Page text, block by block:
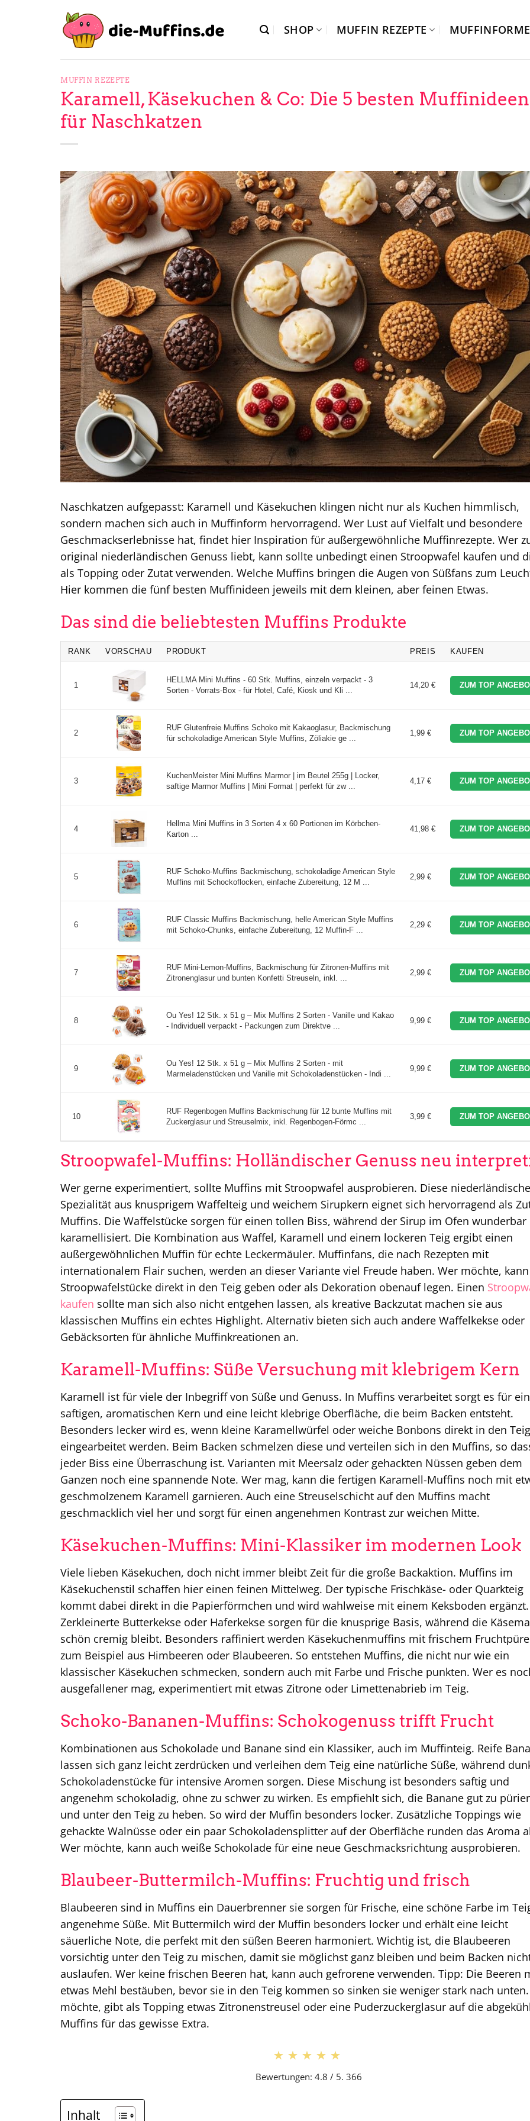
SHOP MUFFIN REZEPTE
MUFFIN REZEPTE
Karamell, Käsekuchen & Co: Die 5 besten Muffinideen
für Naschkatzen
Naschkatzen aufgepasst: Karamell und Käsekuchen klingen nicht nur als Kuchen himmlisch,
sondern machen sich auch in Muffinform hervorragend. Wer Lust auf Vielfalt und besondere
Geschmackserlebnisse hat, findet hier Inspiration für außergewöhnliche Muffinrezepte. Wer
original niederländischen Genuss liebt, kann sollte unbedingt einen Stroopwafel kaufen und
als Topping oder Zutat verwenden. Welche Muffins bringen die Augen von Süßfans zum
Hier kommen die fünf besten Muffinideen jeweils mit dem kleinen, aber feinen Etwas.
Das sind die beliebtesten Muffins Produkte
RANK VORSCHAU PRODUKT PREIS KAUFEN
1
HELLMA Mini Muffins - 60 Stk. Muffins, einzeln verpackt - 3
Sorten - Vorrats-Box - für Hotel, Café, Kiosk und Kli ...
14,20 € ZUM TOP
2
RUF Glutenfreie Muffins Schoko mit Kakaoglasur, Backmischung
für schokoladige American Style Muffins, Zöliakie ge ...
1,99 € ZUM TOP
3
KuchenMeister Mini Muffins Marmor | im Beutel 255g | Locker,
saftige Marmor Muffins | Mini Format | perfekt für zw ...
4,17 € ZUM TOP
4
Hellma Mini Muffins in 3 Sorten 4 x 60 Portionen im Körbchen-
Karton ...
41,98 € ZUM TOP
5
RUF Schoko-Muffins Backmischung, schokoladige American Style
Muffins mit Schockoflocken, einfache Zubereitung, 12 M ...
2,99 € ZUM TOP
6
RUF Classic Muffins Backmischung, helle American Style Muffins
mit Schoko-Chunks, einfache Zubereitung, 12 Muffin-F ...
2,29 € ZUM TOP
7
RUF Mini-Lemon-Muffins, Backmischung für Zitronen-Muffins mit
Zitronenglasur und bunten Konfetti Streuseln, inkl. ...
2,99 € ZUM TOP
8
Ou Yes! 12 Stk. x 51 g – Mix Muffins 2 Sorten - Vanille und Kakao
- Individuell verpackt - Packungen zum Direktve ...
9,99 € ZUM TOP
9
Ou Yes! 12 Stk. x 51 g – Mix Muffins 2 Sorten - mit
Marmeladenstücken und Vanille mit Schokoladenstücken - Indi ...
9,99 € ZUM TOP
10
RUF Regenbogen Muffins Backmischung für 12 bunte Muffins mit
Zuckerglasur und Streuselmix, inkl. Regenbogen-Förmc ...
3,99 € ZUM TOP
Stroopwafel-Muffins: Holländischer Genuss neu
Wer gerne experimentiert, sollte Muffins mit Stroopwafel ausprobieren. Diese niederländische
Spezialität aus knusprigem Waffelteig und weichem Sirupkern eignet sich hervorragend als
Muffins. Die Waffelstücke sorgen für einen tollen Biss, während der Sirup im Ofen wunderbar
karamellisiert. Die Kombination aus Waffel, Karamell und einem lockeren Teig ergibt einen
außergewöhnlichen Muffin für echte Leckermäuler. Muffinfans, die nach Rezepten mit
internationalem Flair suchen, werden an dieser Variante viel Freude haben. Wer möchte,
Stroopwafelstücke direkt in den Teig geben oder als Dekoration obenauf legen. Einen
kaufen sollte man sich also nicht entgehen lassen, als kreative Backzutat machen sie aus
klassischen Muffins ein echtes Highlight. Alternativ bieten sich auch andere Waffelkekse oder
Gebäcksorten für ähnliche Muffinkreationen an.
Karamell-Muffins: Süße Versuchung mit klebrigem Kern
Karamell ist für viele der Inbegriff von Süße und Genuss. In Muffins verarbeitet sorgt es für
saftigen, aromatischen Kern und eine leicht klebrige Oberfläche, die beim Backen entsteht.
Besonders lecker wird es, wenn kleine Karamellwürfel oder weiche Bonbons direkt in den Teig
eingearbeitet werden. Beim Backen schmelzen diese und verteilen sich in den Muffins, so
jeder Biss eine Überraschung ist. Varianten mit Meersalz oder gehackten Nüssen geben dem
Ganzen noch eine spannende Note. Wer mag, kann die fertigen Karamell-Muffins noch mit
geschmolzenem Karamell garnieren. Auch eine Streuselschicht auf den Muffins macht
geschmacklich viel her und sorgt für einen angenehmen Kontrast zur weichen Mitte.
Käsekuchen-Muffins: Mini-Klassiker im modernen Look
Viele lieben Käsekuchen, doch nicht immer bleibt Zeit für die große Backaktion. Muffins im
Käsekuchenstil schaffen hier einen feinen Mittelweg. Der typische Frischkäse- oder Quarkteig
kommt dabei direkt in die Papierförmchen und wird wahlweise mit einem Keksboden ergänzt.
Zerkleinerte Butterkekse oder Haferkekse sorgen für die knusprige Basis, während die
schön cremig bleibt. Besonders raffiniert werden Käsekuchenmuffins mit frischem
zum Beispiel aus Himbeeren oder Blaubeeren. So entstehen Muffins, die nicht nur wie ein
klassischer Käsekuchen schmecken, sondern auch mit Farbe und Frische punkten. Wer es
ausgefallener mag, experimentiert mit etwas Zitrone oder Limettenabrieb im Teig.
Schoko-Bananen-Muffins: Schokogenuss trifft Frucht
Kombinationen aus Schokolade und Banane sind ein Klassiker, auch im Muffinteig. Reife
lassen sich ganz leicht zerdrücken und verleihen dem Teig eine natürliche Süße, während
Schokoladenstücke für intensive Aromen sorgen. Diese Mischung ist besonders saftig und
angenehm schokoladig, ohne zu schwer zu wirken. Es empfiehlt sich, die Banane gut zu
und unter den Teig zu heben. So wird der Muffin besonders locker. Zusätzliche Toppings wie
gehackte Walnüsse oder ein paar Schokoladensplitter auf der Oberfläche runden das Aroma
Wer möchte, kann auch weiße Schokolade für eine neue Geschmacksrichtung ausprobieren.
Blaubeer-Buttermilch-Muffins: Fruchtig und frisch
Blaubeeren sind in Muffins ein Dauerbrenner sie sorgen für Frische, eine schöne Farbe im
angenehme Süße. Mit Buttermilch wird der Muffin besonders locker und erhält eine leicht
säuerliche Note, die perfekt mit den süßen Beeren harmoniert. Wichtig ist, die Blaubeeren
vorsichtig unter den Teig zu mischen, damit sie möglichst ganz bleiben und beim Backen
auslaufen. Wer keine frischen Beeren hat, kann auch gefrorene verwenden. Tipp: Die Beeren
etwas Mehl bestäuben, bevor sie in den Teig kommen so sinken sie weniger stark nach
möchte, gibt als Topping etwas Zitronenstreusel oder eine Puderzuckerglasur auf die
Muffins für das gewisse Extra.
★★★★★
★★★★★
Bewertungen: 4.8 / 5. 366
Inhalt